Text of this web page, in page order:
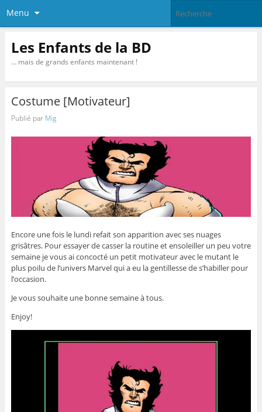
Menu
Les Enfants de la BD
… mais de grands enfants maintenant !
Costume [Motivateur]
Publié par Mig
Encore une fois le lundi refait son apparition avec ses nuages
grisâtres. Pour essayer de casser la routine et ensoleiller un peu votre
semaine je vous ai concocté un petit motivateur avec le mutant le
plus poilu de l’univers Marvel qui a eu la gentillesse de s’habiller pour
l’occasion.
Je vous souhaite une bonne semaine à tous.
Enjoy!